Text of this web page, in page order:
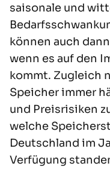
saisonale und
können auch
wenn es auf den
kommt. Zugleich
Speicher immer
und Preisrisiken
welche
Deutschland im
Verfügung